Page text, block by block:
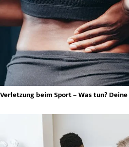
Verletzung beim Sport – Was tun?